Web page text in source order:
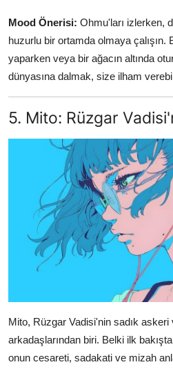
Mood Önerisi: Ohmu'ları izlerken,
huzurlu bir ortamda olmaya
yaparken veya bir ağacın altında
dünyasına dalmak, size ilham
5. Mito: Rüzgar
Mito, Rüzgar Vadisi'nin sadık askeri
arkadaşlarından biri. Belki ilk
onun cesareti, sadakati ve mizah